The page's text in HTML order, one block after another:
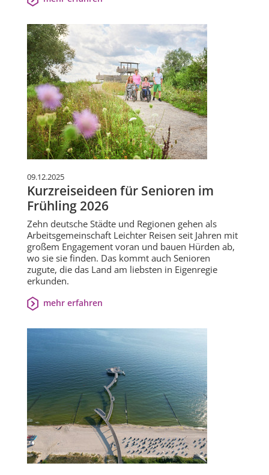
09.12.2025
Kurzreiseideen für Senioren im
Frühling 2026
Zehn deutsche Städte und Regionen gehen als
Arbeitsgemeinschaft Leichter Reisen seit Jahren mit
großem Engagement voran und bauen Hürden ab,
wo sie sie finden. Das kommt auch Senioren
zugute, die das Land am liebsten in Eigenregie
erkunden.
mehr erfahren